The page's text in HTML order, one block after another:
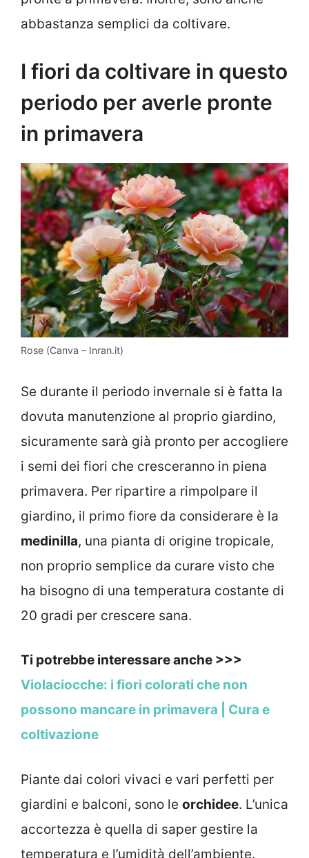
abbastanza semplici da coltivare.
I fiori da coltivare in questo
periodo per averle pronte
in primavera
Rose (Canva – Inran.it)
Se durante il periodo invernale si è fatta la
dovuta manutenzione al proprio giardino,
sicuramente sarà già pronto per accogliere
i semi dei fiori che cresceranno in piena
primavera. Per ripartire a rimpolpare il
giardino, il primo fiore da considerare è la
medinilla, una pianta di origine tropicale,
non proprio semplice da curare visto che
ha bisogno di una temperatura costante di
20 gradi per crescere sana.
Ti potrebbe interessare anche >>>
Violaciocche: i fiori colorati che non
possono mancare in primavera | Cura e
coltivazione
Piante dai colori vivaci e vari perfetti per
giardini e balconi, sono le orchidee. L’unica
accortezza è quella di saper gestire la
temperatura e l’umidità dell’ambiente.